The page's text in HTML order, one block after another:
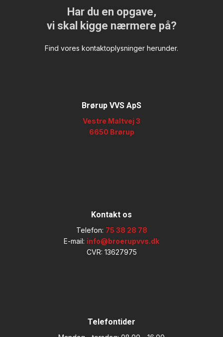
Har du en opgave,
​vi skal kigge nærmere på?
Find vores kontaktoplysninger herunder.
Brørup VVS ApS
Vestre Maltvej 3
6650 Brørup
Kontakt os
Telefon: 75 38 28 78
E-mail: info@broerupvvs.dk
CVR: 13627975
Telefontider